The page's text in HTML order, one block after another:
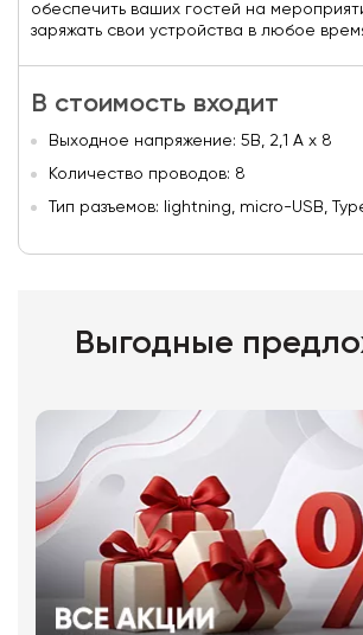
обеспечить ваших гостей на
заряжать свои устройства в любое
В стоимость входит
Выходное напряжение: 5В, 2,1 А х 8
Количество проводов: 8
Тип разъемов: lightning, micro-USB,
Выгодные